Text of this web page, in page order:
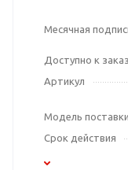
Месячная
Доступно к
Артикул
Модель поставки
Срок действия